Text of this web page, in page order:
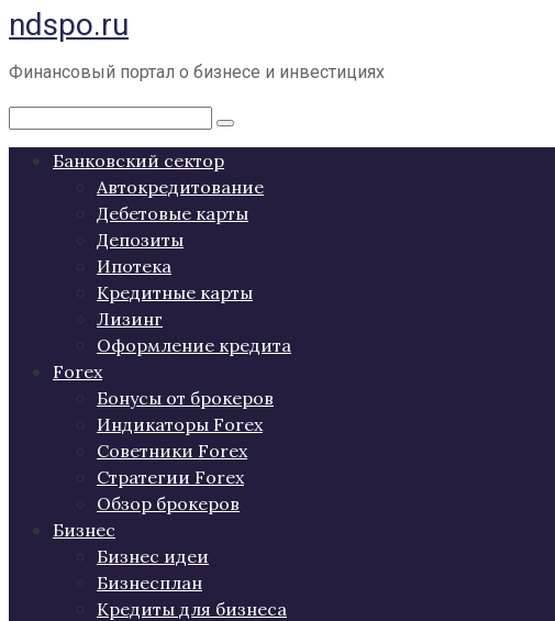
Перейти
к
контенту
ndspo.ru
Финансовый портал о бизнесе и инвестициях
Поиск:
Банковский сектор
Автокредитование
Дебетовые карты
Депозиты
Ипотека
Кредитные карты
Лизинг
Оформление кредита
Forex
Бонусы от брокеров
Индикаторы Forex
Советники Forex
Стратегии Forex
Обзор брокеров
Бизнес
Бизнес идеи
Бизнесплан
Кредиты для бизнеса